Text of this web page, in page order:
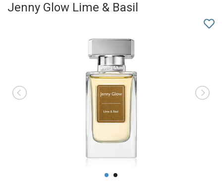
Jenny Glow Lime & Basil